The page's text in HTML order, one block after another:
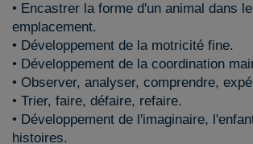
• Encastrer la forme d'un animal dans
emplacement.
• Développement de la motricité fine.
• Développement de la coordination
• Observer, analyser, comprendre,
• Trier, faire, défaire, refaire.
• Développement de l'imaginaire,
histoires.